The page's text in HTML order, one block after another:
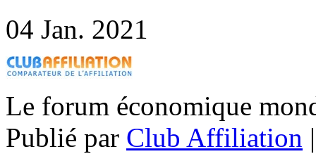
04 Jan. 2021
Le forum économique
Publié par Club Affiliation